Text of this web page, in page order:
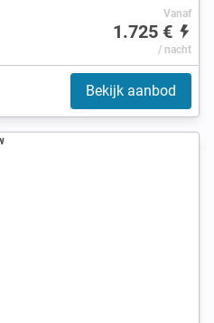
Vanaf
1.725 €
/ nacht
Bekijk aanbod